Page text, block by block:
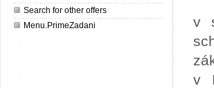
Search for other offers
Menu.PrimeZadani
v
v